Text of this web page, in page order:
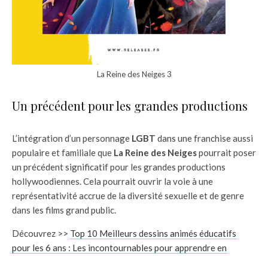
La Reine des Neiges 3
Un précédent pour les grandes productions
L’intégration d’un personnage LGBT dans une franchise aussi
populaire et familiale que La Reine des Neigespourrait poser
un précédent significatif pour les grandes productions
hollywoodiennes. Cela pourrait ouvrir la voie à une
représentativité accrue de la diversité sexuelle et de genre
dans les films grand public.
Découvrez >> Top 10 Meilleurs dessins animés éducatifs
pour les 6 ans : Les incontournables pour apprendre en